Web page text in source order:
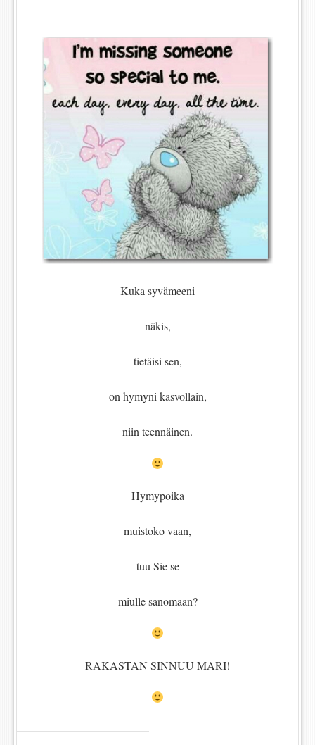
Kuka syvämeeni
näkis,
tietäisi sen,
on hymyni kasvollain,
niin teennäinen.
Hymypoika
muistoko vaan,
tuu Sie se
miulle sanomaan?
RAKASTAN SINNUU MARI!